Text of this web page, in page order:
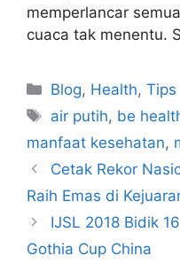
memperlancar
cuaca tak menentu.
Blog, Health,Tips
air putih, be
manfaat kesehatan,
Cetak Rekor
Raih Emas di
IJSL 2018 Bidik
Gothia Cup China